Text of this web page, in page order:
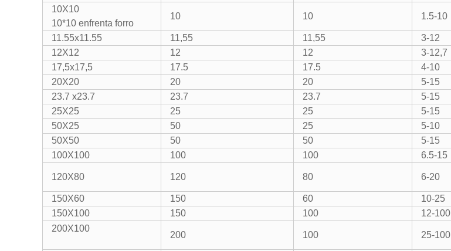
10X10
10*10 enfrenta forro
10 10 1.5-10
11.55x11.55 11,55 11,55 3-12
12X12
12 12 3-12,7
17,5x17,5
17.5 17.5 4-10
20X20
20 20 5-15
23.7 x23.7
23.7 23.7 5-15
25X25
25 25 5-15
50X25
50 25 5-10
50X50
50 50 5-15
100X100
100 100 6.5-15
120X80 120 80 6-20
150X60
150 60 10-25
150X100
150 100 12-100
200X100
200 100 25-100